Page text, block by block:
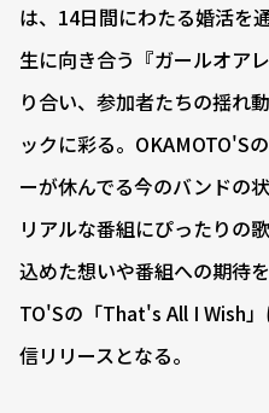
は、14日間にわたる婚活を
生に向き合う『ガールオア
り合い、参加者たちの揺れ
ックに彩る。OKAMOTO'S
ーが休んでる今のバンドの
リアルな番組にぴったりの
込めた想いや番組への期待
TO'Sの「That's All I Wish
信リリースとなる。